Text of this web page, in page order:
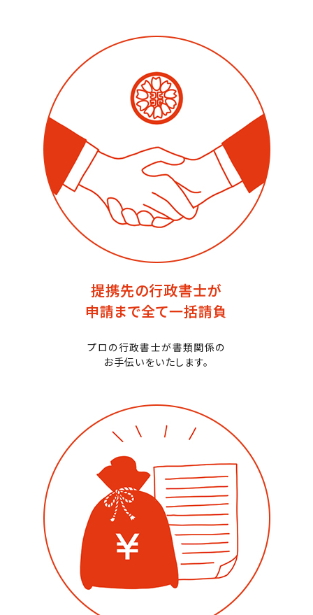
提携先の行政書士が
申請まで全て一括請負
プロの行政書士が書類関係の
お手伝いをいたします。